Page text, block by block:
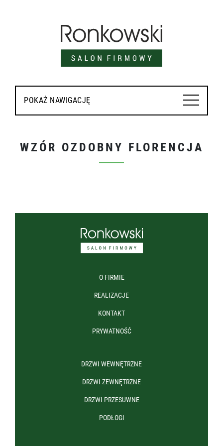
POKAŻ NAWIGACJĘ
WZÓR OZDOBNY FLORENCJA
O FIRMIE
REALIZACJE
KONTAKT
PRYWATNOŚĆ
DRZWI WEWNĘTRZNE
DRZWI ZEWNĘTRZNE
DRZWI PRZESUWNE
PODŁOGI